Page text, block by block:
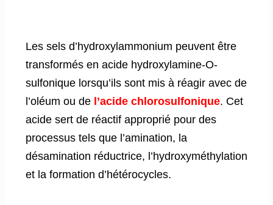
Les sels d’hydroxylammonium peuvent être
transformés en acide hydroxylamine-O-
sulfonique lorsqu’ils sont mis à réagir avec de
l’oléum ou de l’acide chlorosulfonique. Cet
acide sert de réactif approprié pour des
processus tels que l’amination, la
désamination réductrice, l’hydroxyméthylation
et la formation d’hétérocycles.